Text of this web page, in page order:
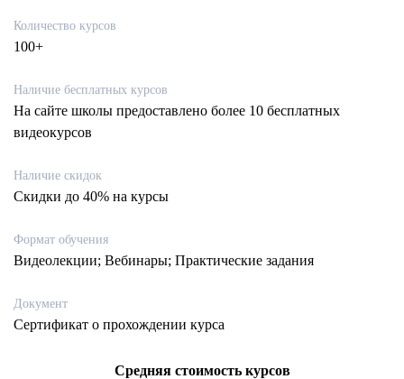
Количество курсов
100+
Наличие бесплатных курсов
На сайте школы предоставлено более 10 бесплатных
видеокурсов
Наличие скидок
Скидки до 40% на курсы
Формат обучения
Видеолекции; Вебинары; Практические задания
Документ
Сертификат о прохождении курса
Средняя стоимость курсов